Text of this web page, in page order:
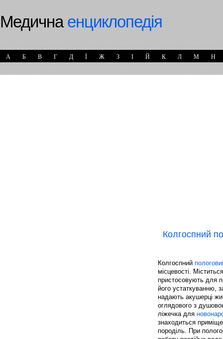
Медичнаенциклопедія
А Б В Г Д Ї Ж З І Й К Л М Н
Колгоспний
Колгоспний
місцевості.
пристосовують для
його устаткуванню,
надають акушерці
оглядового з
ліжечка для
знаходиться
породіль. При